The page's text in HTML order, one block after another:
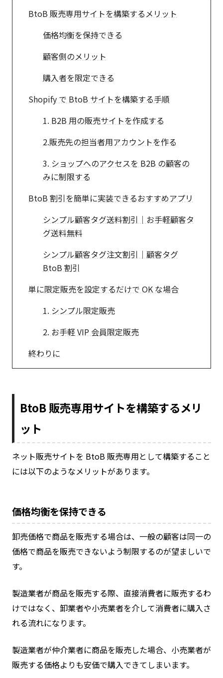
BtoB 販売専用サイトを構築するメリット
価格均衡を保持できる
顧客側のメリット
購入者を限定できる
Shopify で BtoB サイトを構築する手順
1. B2B 用の販売サイトを作成する
2.販売先の担当者用アカウントを作る
3. ショップへのアクセスを B2B の顧客の
みに制限する
BtoB 割引を簡単に実装できるおすすめアプリ
シンプル顧客タグ送料割引｜お手軽顧客タ
グ送料無料
シンプル顧客タグ注文割引｜顧客タグ
BtoB 割引
単に限定販売を設定するだけで OK な場合
1. シンプル限定販売
2. お手軽 VIP 会員限定販売
終わりに
BtoB 販売専用サイトを構築するメリ
ット
ネット販売サイトを BtoB 販売専用として構築すること
には以下のようなメリットがあります。
価格均衡を保持できる
卸売価格で商品を販売する場合は、一般の顧客は同一の
価格で商品を販売できないよう制限するのが望ましいで
す。
製造業者が商品を販売する際、直接消費者に販売するわ
けではなく、卸業者や小売業者を介して消費者に購入さ
れる流れになります。
製造業者が仲介業者に商品を販売した場合、小売業者が
販売する価格よりも安価で購入できてしまいます。